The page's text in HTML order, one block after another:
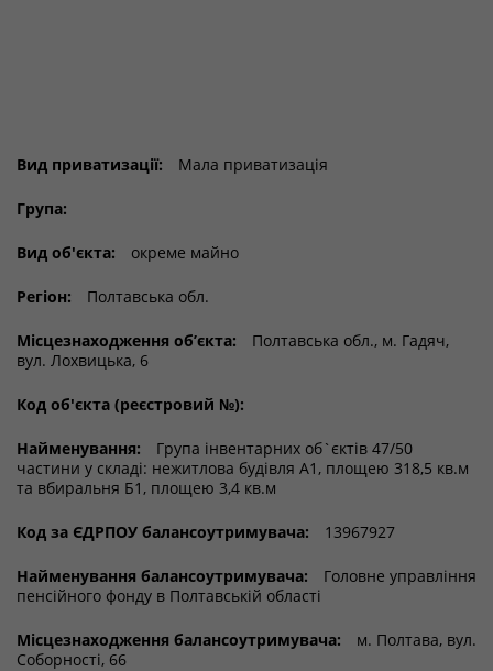
Вид приватизації: Мала приватизація
Група:
Вид об'єкта: окреме майно
Регіон: Полтавська обл.
Місцезнаходження об’єкта:
Полтавська обл., м. Гадяч,
вул. Лохвицька, 6
Код об'єкта (реєстровий №):
Найменування:
Група інвентарних об`єктів 47/50
частини у складі: нежитлова будівля А1, площею 318,5 кв.м
та вбиральня Б1, площею 3,4 кв.м
Код за ЄДРПОУ балансоутримувача: 13967927
Найменування балансоутримувача:
Головне управління
пенсійного фонду в Полтавській області
Місцезнаходження балансоутримувача:
м. Полтава, вул.
Соборності, 66